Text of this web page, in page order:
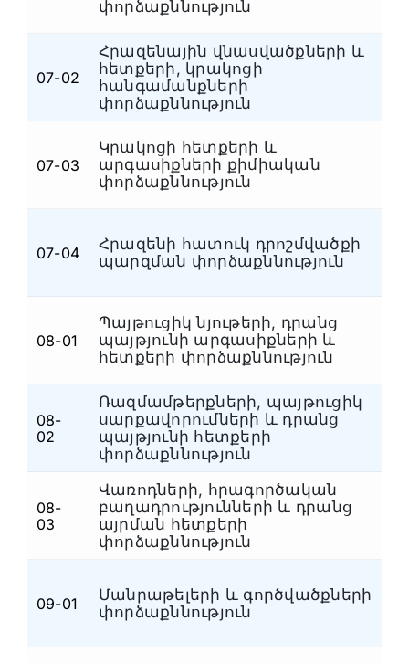
փորձաքննություն
07-02
Հրազենային վնասվածքների և
հետքերի, կրակոցի
հանգամանքների
փորձաքննություն
07-03
Կրակոցի հետքերի և
արգասիքների քիմիական
փորձաքննություն
07-04
Հրազենի հատուկ դրոշմվածքի
պարզման փորձաքննություն
08-01
Պայթուցիկ նյութերի, դրանց
պայթյունի արգասիքների և
հետքերի փորձաքննություն
08-
02
Ռազմամթերքների, պայթուցիկ
սարքավորումների և դրանց
պայթյունի հետքերի
փորձաքննություն
08-
03
Վառոդների, հրագործական
բաղադրությունների և դրանց
այրման հետքերի
փորձաքննություն
09-01
Մանրաթելերի և գործվածքների
փորձաքննություն